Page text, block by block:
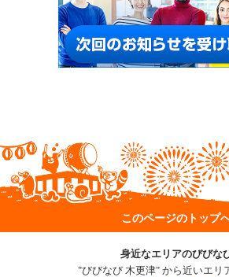
このページのトップ
身近なエリアのびびな
"びびなび 木更津" から近いエリ